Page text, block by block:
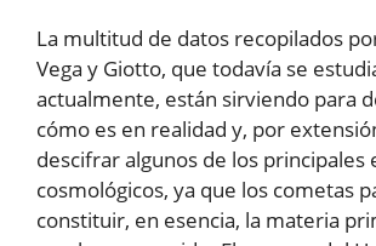
La multitud de datos recopilados
Vega y Giotto, que todavía se
actualmente, están sirviendo para
cómo es en realidad y, por
descifrar algunos de los principales
cosmológicos, ya que los cometas
constituir, en esencia, la materia